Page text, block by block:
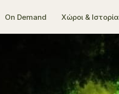
On Demand Χώροι & Ιστορία